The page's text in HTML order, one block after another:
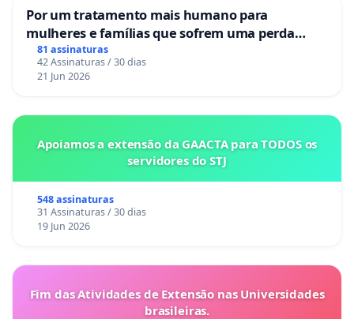
Por um tratamento mais humano para
mulheres e famílias que sofrem uma perda
gestacional nos hospitais portugueses
81 assinaturas
42 Assinaturas / 30 dias
21 Jun 2026
Apoiamos a extensão da GAACTA para TODOS os
servidores do STJ
548 assinaturas
31 Assinaturas / 30 dias
19 Jun 2026
Fim das Atividades de Extensão nas Universidades
brasileiras.